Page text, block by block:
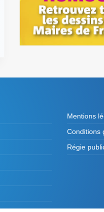
Mentions
Conditions
Régie